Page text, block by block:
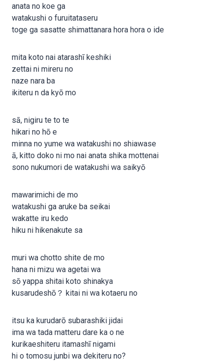
anata no koe ga
watakushi o furuitataseru
toge ga sasatte shimattanara hora hora o ide
mita koto nai atarashī keshiki
zettai ni mireru no
naze nara ba
ikiteru n da kyō mo
sā, nigiru te to te
hikari no hō e
minna no yume wa watakushi no shiawase
ā, kitto doko ni mo nai anata shika mottenai
sono nukumori de watakushi wa saikyō
mawarimichi de mo
watakushi ga aruke ba seikai
wakatte iru kedo
hiku ni hikenakute sa
muri wa chotto shite de mo
hana ni mizu wa agetai wa
sō yappa shitai koto shinakya
kusarudeshō？ kitai ni wa kotaeru no
itsu ka kurudarō subarashiki jidai
ima wa tada matteru dare ka o ne
kurikaeshiteru itamashī nigami
hi o tomosu junbi wa dekiteru no?